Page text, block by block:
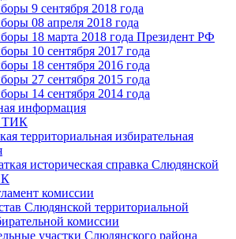
9 сентября 2018 года
08 апреля 2018 года
18 марта 2018 года Президент РФ
10 сентября 2017 года
18 сентября 2016 года
27 сентября 2015 года
14 сентября 2014 года
информация
ТИК
территориальная избирательная
историческая справка Слюдянской
комиссии
Слюдянской территориальной
комиссии
участки Слюдянского района